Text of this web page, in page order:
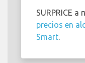
SURPRICE
precios en
Smart